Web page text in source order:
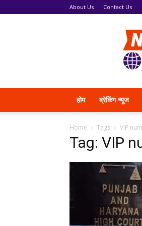
About Us Contact Us
होम ब्रेकिंग न्यूज
Home Tags VIP
Tag: VIP